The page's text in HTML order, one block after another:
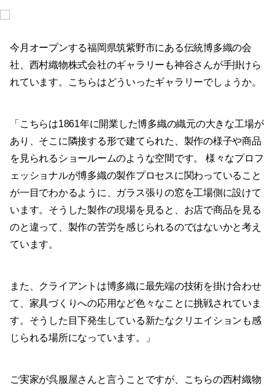
今月オープンする福岡県筑紫野市にある伝統博多織の会
社、西村織物株式会社のギャラリーも神谷さんが手掛けら
れています。こちらはどういったギャラリーでしょうか。
「こちらは1861年に開業した博多織の織元の大きな工場が
あり、そこに隣接する形で建てられた、製作の様子や商品
を見られるショールームのような空間です。 様々なプロフ
ェッショナルが博多織の製作プロセスに関わっていること
が一目でわかるように、ガラス張りの窓を工場側に設けて
います。そうした製作の現場を見ると、お店で商品を見る
のと違って、製作の苦労を感じられるのではないかと考え
ています。
また、クライアントは博多織に最先端の技術を掛け合わせ
て、家具づくりへの応用など色々なことに挑戦されていま
す。そうした目下発生している新たなクリエイションも感
じられる場所になっています。」
ご実家が呉服屋さんと言うことですが、こちらの西村織物